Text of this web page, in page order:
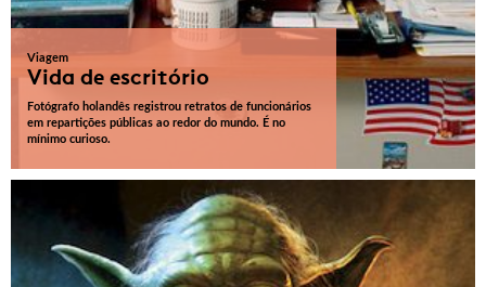
Viagem
Vida de escritório
Fotógrafo holandês registrou retratos de funcionários
em repartições públicas ao redor do mundo. É no
mínimo curioso.